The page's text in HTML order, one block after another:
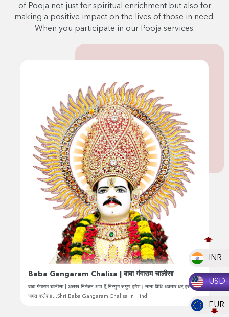
INR
USD
EUR
of Pooja not just for spiritual enrichment but also for
making a positive impact on the lives of those in need.
When you participate in our Pooja services.
Baba Gangaram Chalisa | बाबा गंगाराम चालीसा
बाबा गंगाराम चालीसा | अलख निरंजन आप हैं,निरगुण सगुण हमेश। नाना विधि अवतार धर,हरते
जगत कलेश॥...Shri Baba Gangaram Chalisa In Hindi